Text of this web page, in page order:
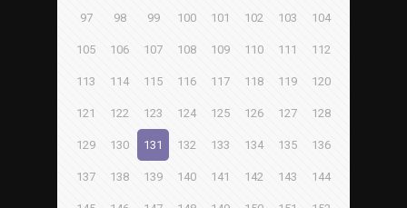
97 98 99 100 101 102 103 104
105 106 107 108 109 110 111 112
113 114 115 116 117 118 119 120
121 122 123 124 125 126 127 128
129 130 131 132 133 134 135 136
137 138 139 140 141 142 143 144